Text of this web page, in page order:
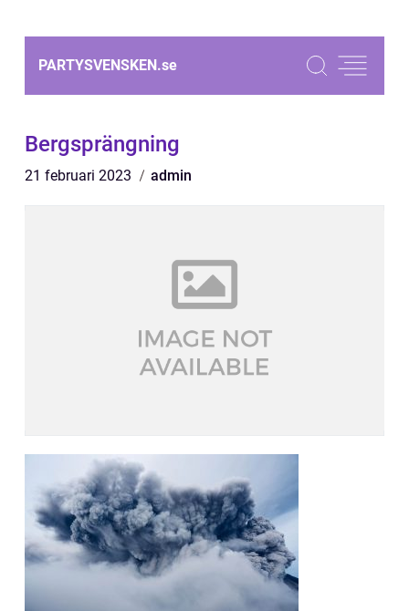
PARTYSVENSKEN.se
Bergsprängning
21 februari 2023 admin